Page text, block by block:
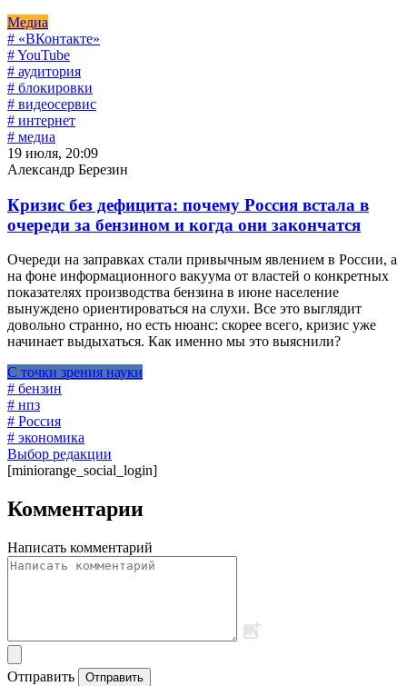
Медиа
# «ВКонтакте»
# YouTube
# аудитория
# блокировки
# видеосервис
# интернет
# медиа
19 июля, 20:09
Александр Березин
Кризис без дефицита: почему Россия встала в
очереди за бензином и когда они закончатся
Очереди на заправках стали привычным явлением в России, а
на фоне информационного вакуума от властей о конкретных
показателях производства бензина в июне население
вынуждено ориентироваться на слухи. Все это выглядит
довольно странно, но есть нюанс: скорее всего, кризис уже
начинает выдыхаться. Как именно мы это выяснили?
С точки зрения науки
# бензин
# нпз
# Россия
# экономика
Выбор редакции
[miniorange_social_login]
Комментарии
Написать комментарий
Отправить Отправить